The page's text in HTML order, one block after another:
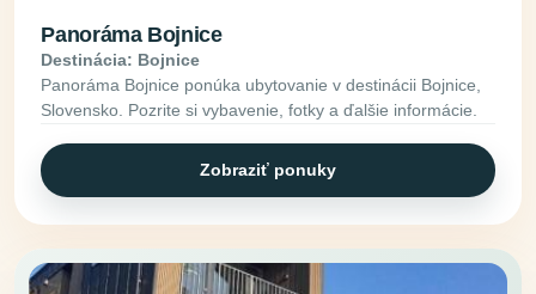
Panoráma Bojnice
Destinácia: Bojnice
Panoráma Bojnice ponúka ubytovanie v destinácii Bojnice,
Slovensko. Pozrite si vybavenie, fotky a ďalšie informácie.
Zobraziť ponuky